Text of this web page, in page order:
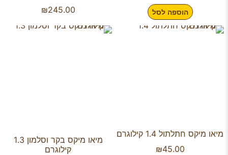
הוספה לסל
₪245.00
מיאו מיקס חתלתול 1.4 קילוגרם
₪45.00
מיאו מיקס בקר וסלמון 1.3
קילוגרם